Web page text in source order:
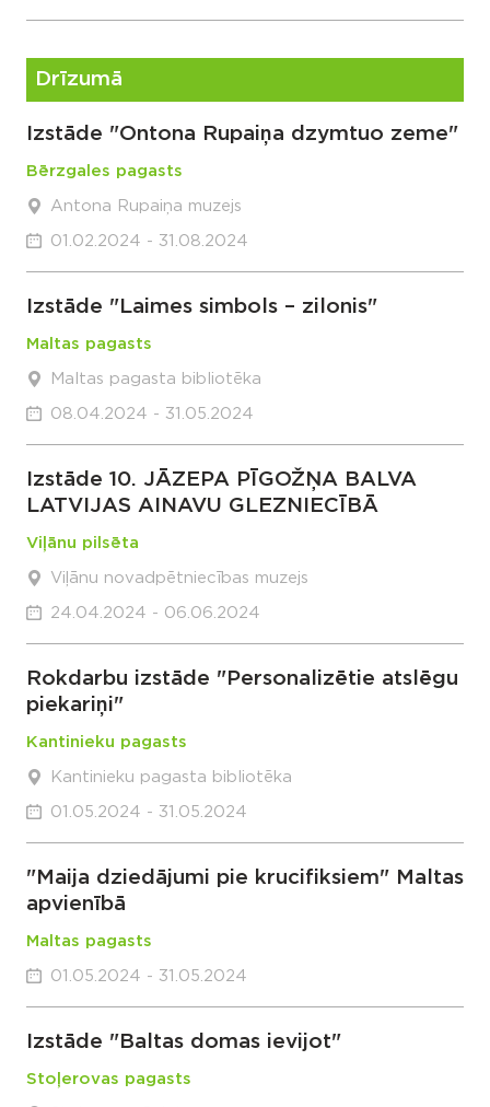
Drīzumā
Izstāde "Ontona Rupaiņa dzymtuo zeme"
Bērzgales pagasts
Antona Rupaiņa muzejs
01.02.2024 - 31.08.2024
Izstāde "Laimes simbols – zilonis"
Maltas pagasts
Maltas pagasta bibliotēka
08.04.2024 - 31.05.2024
Izstāde 10. JĀZEPA PĪGOŽŅA BALVA
LATVIJAS AINAVU GLEZNIECĪBĀ
Viļānu pilsēta
Viļānu novadpētniecības muzejs
24.04.2024 - 06.06.2024
Rokdarbu izstāde "Personalizētie atslēgu
piekariņi"
Kantinieku pagasts
Kantinieku pagasta bibliotēka
01.05.2024 - 31.05.2024
"Maija dziedājumi pie krucifiksiem" Maltas
apvienībā
Maltas pagasts
01.05.2024 - 31.05.2024
Izstāde "Baltas domas ievijot"
Stoļerovas pagasts